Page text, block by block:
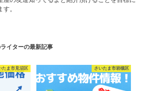
。
イターの最新記事
たま市見沼区 さいたま市岩槻区